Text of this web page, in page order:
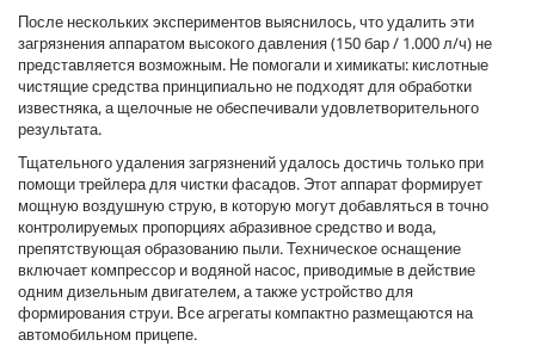
После нескольких экспериментов выяснилось, что удалить эти
загрязнения аппаратом высокого давления (150 бар / 1.000 л/ч) не
представляется возможным. Не помогали и химикаты: кислотные
чистящие средства принципиально не подходят для обработки
известняка, а щелочные не обеспечивали удовлетворительного
результата.
Тщательного удаления загрязнений удалось достичь только при
помощи трейлера для чистки фасадов. Этот аппарат формирует
мощную воздушную струю, в которую могут добавляться в точно
контролируемых пропорциях абразивное средство и вода,
препятствующая образованию пыли. Техническое оснащение
включает компрессор и водяной насос, приводимые в действие
одним дизельным двигателем, а также устройство для
формирования струи. Все агрегаты компактно размещаются на
автомобильном прицепе.